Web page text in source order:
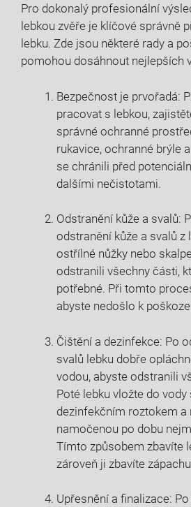
Pro dokonalý profesionální
lebkou zvěře je klíčové správně
lebku. Zde jsou některé rady a
pomohou dosáhnout nejlepších
Bezpečnost je prvořadá:
pracovat s lebkou,
správné ochranné
rukavice, ochranné brýle
se chránili před
dalšími nečistotami.
Odstranění kůže a svalů:
odstranění kůže a svalů z
ostřílné nůžky nebo
odstranili všechny části,
potřebné. Při tomto
abyste nedošlo k
Čištění a dezinfekce: Po
svalů lebku dobře
vodou, abyste odstranili
Poté lebku vložte do vody
dezinfekčním roztokem a
namočenou po dobu
Tímto způsobem zbavíte
zároveň ji zbavíte
Upřesnění a finalizace: